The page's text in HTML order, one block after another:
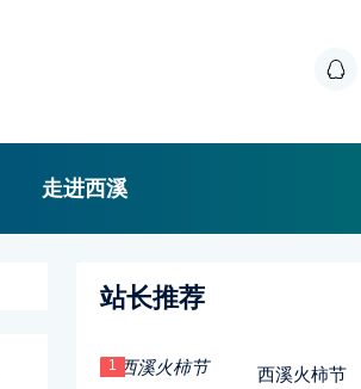
走进西溪
站长推荐
1 西溪火柿节